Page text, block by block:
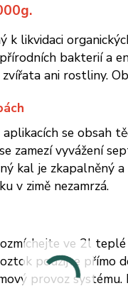
k likvidaci
bakterií a
ani rostliny.
se obsah
zamezí vyvážení
kal je zkapalněný
v zimě nezamrzá.
ve 2l
použijte přímo
provoz